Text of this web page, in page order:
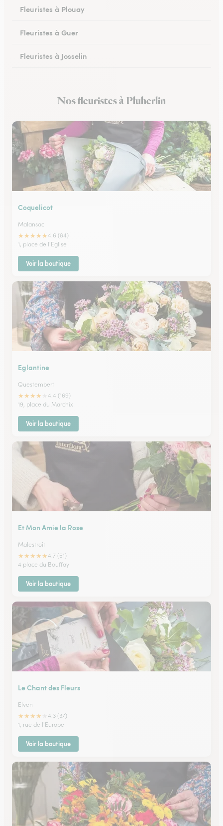
Fleuristes à Plouay
Fleuristes à Guer
Fleuristes à Josselin
Fleuristes à PontivyNos fleuristes à Pluherlin
Coquelicot
Malansac
★★★★★4.6 (84)
1, place de l'Eglise
Voir la boutique
Eglantine
Questembert
★★★★
4.4 (169)
19, place du Marchix
Voir la boutique
Et Mon Amie la Rose
Malestroit
★★★★★4.7 (51)
4 place du Bouffay
Voir la boutique
Le Chant des Fleurs
Elven
★★★★
4.3 (37)
1, rue de l'Europe
Voir la boutique